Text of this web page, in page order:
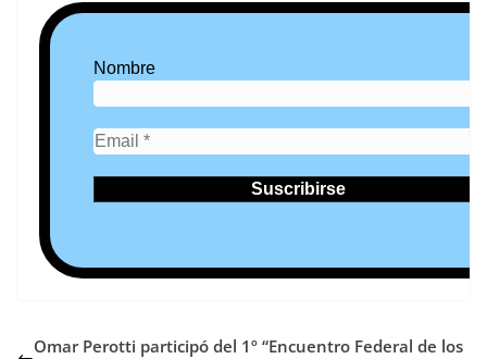
Nombre
Omar Perotti participó del 1º “Encuentro Federal de los